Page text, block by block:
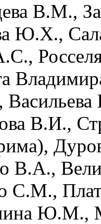
В.М.,
Ю.Х.,
В.И.,
В.А.,
С.М.,
Ю.М.,